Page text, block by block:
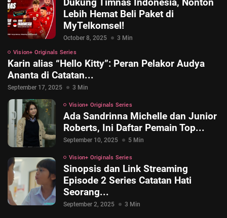
© 2026 Vision+. All rights reserved.
Lebih Hemat Beli Paket di
MyTelkomsel!
October 8, 2025 3 Min
Vision+ Originals Series
Karin alias “Hello Kitty”: Peran Pelakor Audya
Ananta di Catatan...
September 17, 2025 3 Min
Vision+ Originals Series
Ada Sandrinna Michelle dan Junior
Roberts, Ini Daftar Pemain Top...
September 10, 2025 5 Min
Vision+ Originals Series
Sinopsis dan Link Streaming
Episode 2 Series Catatan Hati
Seorang...
September 2, 2025 3 Min